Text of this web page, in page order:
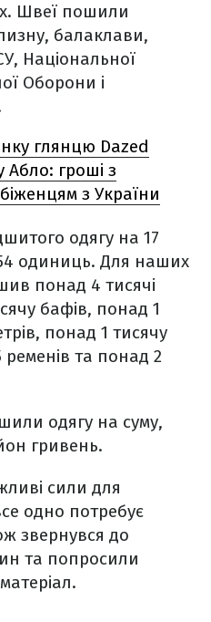
Швеї пошили
балаклави,
Національної
Оборони і
глянцю Dazed
Абло: гроші з
з України
одягу на 17
одиниць. Для наших
понад 4 тисячі
бафів, понад 1
понад 1 тисячу
та понад 2
одягу на суму,
гривень.
сили для
одно потребує
звернувся до
та попросили